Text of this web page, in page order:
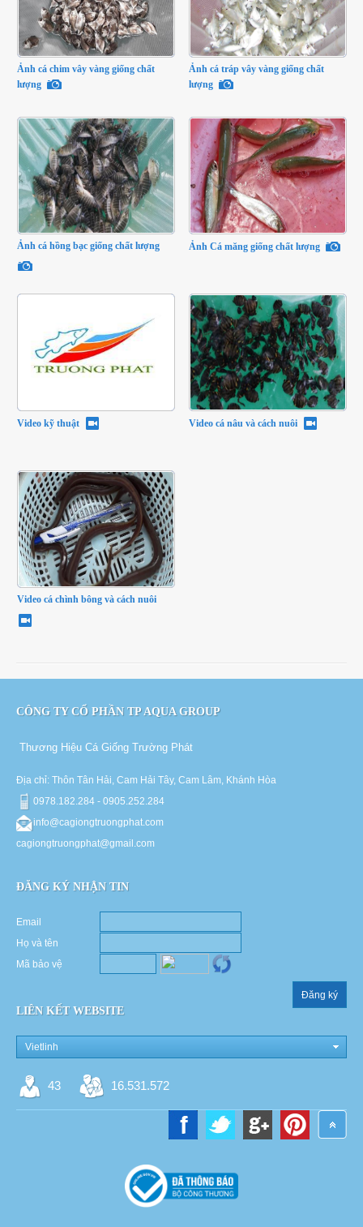
Ảnh cá chim vây vàng giống chất
lượng
Ảnh cá tráp vây vàng giống chất
lượng
Ảnh cá hồng bạc giống chất lượng Ảnh Cá măng giống chất lượng
Video kỹ thuật Video cá nâu và cách nuôi
Video cá chình bông và cách nuôi
CÔNG TY CỔ PHẦN TP AQUA GROUP
Thương Hiệu Cá Giống Trường Phát
Địa chỉ: Thôn Tân Hải, Cam Hải Tây, Cam Lâm, Khánh Hòa
0978.182.284 - 0905.252.284
info@cagiongtruongphat.com
cagiongtruongphat@gmail.com
ĐĂNG KÝ NHẬN TIN
Email
Họ và tên
Mã bảo vệ
Đăng ký
LIÊN KẾT WEBSITE
Vietlinh
43 16.531.572